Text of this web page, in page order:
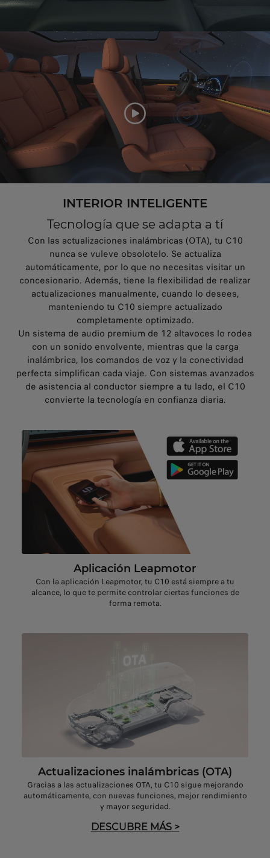
INTERIOR INTELIGENTE
Tecnología que se adapta a tí
Con las actualizaciones inalámbricas (OTA), tu C10
nunca se vuleve obsolotelo. Se actualiza
automáticamente, por lo que no necesitas visitar un
concesionario. Además, tiene la flexibilidad de realizar
actualizaciones manualmente, cuando lo desees,
manteniendo tu C10 siempre actualizado
completamente optimizado.
Un sistema de audio premium de 12 altavoces lo rodea
con un sonido envolvente, mientras que la carga
inalámbrica, los comandos de voz y la conectividad
perfecta simplifican cada viaje. Con sistemas avanzados
de asistencia al conductor siempre a tu lado, el C10
convierte la tecnología en confianza diaria.
Aplicación Leapmotor
Con la aplicación Leapmotor, tu C10 está siempre a tu
alcance, lo que te permite controlar ciertas funciones de
forma remota.
Actualizaciones inalámbricas (OTA)
Gracias a las actualizaciones OTA, tu C10 sigue mejorando
automáticamente, con nuevas funciones, mejor rendimiento
y mayor seguridad.
DESCUBRE MÁS>